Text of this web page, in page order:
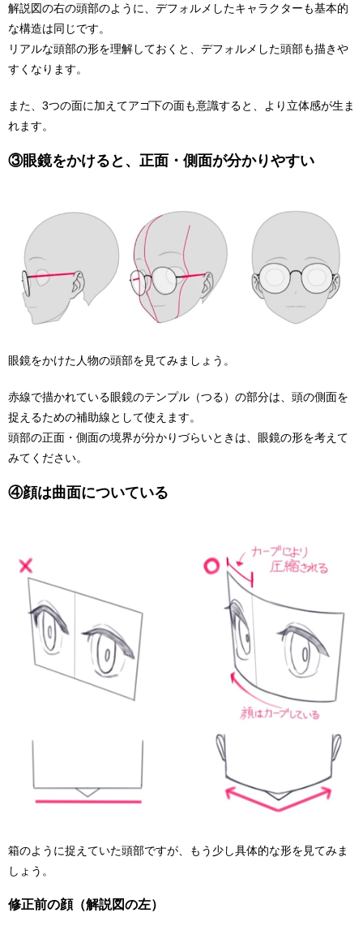
解説図の右の頭部のように、デフォルメしたキャラクターも基本的
な構造は同じです。
リアルな頭部の形を理解しておくと、デフォルメした頭部も描きや
すくなります。
また、3つの面に加えてアゴ下の面も意識すると、より立体感が生ま
れます。
③眼鏡をかけると、正面・側面が分かりやすい
眼鏡をかけた人物の頭部を見てみましょう。
赤線で描かれている眼鏡のテンプル（つる）の部分は、頭の側面を
捉えるための補助線として使えます。
頭部の正面・側面の境界が分かりづらいときは、眼鏡の形を考えて
みてください。
④顔は曲面についている
箱のように捉えていた頭部ですが、もう少し具体的な形を見てみま
しょう。
修正前の顔（解説図の左）